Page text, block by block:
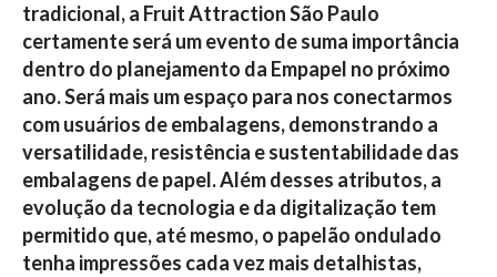
tradicional, a Fruit Attraction São Paulo
certamente será um evento de suma importância
dentro do planejamento da Empapel no próximo
ano. Será mais um espaço para nos conectarmos
com usuários de embalagens, demonstrando a
versatilidade, resistência e sustentabilidade das
embalagens de papel. Além desses atributos, a
evolução da tecnologia e da digitalização tem
permitido que, até mesmo, o papelão ondulado
tenha impressões cada vez mais detalhistas,